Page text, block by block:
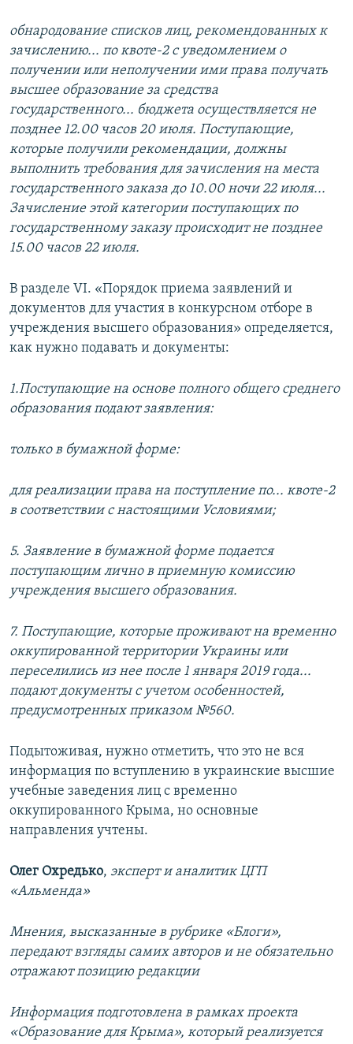
обнародование списков лиц, рекомендованных к
зачислению... по квоте-2 с уведомлением о
получении или неполучении ими права получать
высшее образование за средства
государственного... бюджета осуществляется не
позднее 12.00 часов 20 июля. Поступающие,
которые получили рекомендации, должны
выполнить требования для зачисления на места
государственного заказа до 10.00 ночи 22 июля...
Зачисление этой категории поступающих по
государственному заказу происходит не позднее
15.00 часов 22 июля.
В разделе VІ. «Порядок приема заявлений и
документов для участия в конкурсном отборе в
учреждения высшего образования» определяется,
как нужно подавать и документы:
1.Поступающие на основе полного общего среднего
образования подают заявления:
только в бумажной форме:
для реализации права на поступление по... квоте-2
в соответствии с настоящими Условиями;
5. Заявление в бумажной форме подается
поступающим лично в приемную комиссию
учреждения высшего образования.
7. Поступающие, которые проживают на временно
оккупированной территории Украины или
переселились из нее после 1 января 2019 года...
подают документы с учетом особенностей,
предусмотренных приказом №560.
Подытоживая, нужно отметить, что это не вся
информация по вступлению в украинские высшие
учебные заведения лиц с временно
оккупированного Крыма, но основные
направления учтены.
Олег Охредько, эксперт и аналитик ЦГП
«Альменда»
Мнения, высказанные в рубрике «Блоги»,
передают взгляды самих авторов и не обязательно
отражают позицию редакции
Информация подготовлена в рамках проекта
«Образование для Крыма», который реализуется